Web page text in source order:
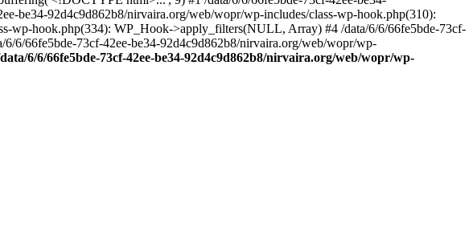
be34-92d4c9d862b8/nirvaira.org/web/wopr/wp-includes/class-wp-hook.php(310):
wp-hook.php(334): WP_Hook->apply_filters(NULL, Array) #4 /data/6/6/66fe5bde-73cf-
6/66fe5bde-73cf-42ee-be34-92d4c9d862b8/nirvaira.org/web/wopr/wp-
6/6/66fe5bde-73cf-42ee-be34-92d4c9d862b8/nirvaira.org/web/wopr/wp-